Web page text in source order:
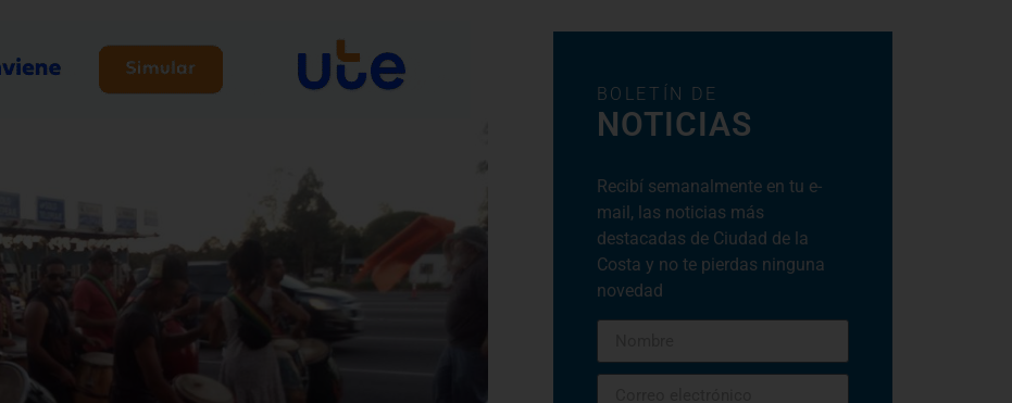
BOLETÍN DE
NOTICIAS
Recibí semanalmente en tu e-
mail, las noticias más
destacadas de Ciudad de la
Costa y no te pierdas ninguna
novedad